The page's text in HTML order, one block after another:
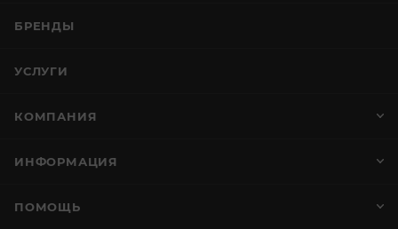
БРЕНДЫ
УСЛУГИ
КОМПАНИЯ
ИНФОРМАЦИЯ
ПОМОЩЬ